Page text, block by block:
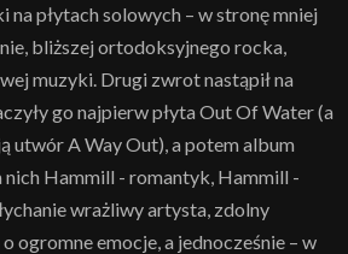
płytach solowych – w stronę mniej
bliższej ortodoksyjnego rocka,
muzyki. Drugi zwrot nastąpił na
go najpierw płyta Out Of Water (a
utwór A Way Out), a potem album
nich Hammill - romantyk, Hammill -
wrażliwy artysta, zdolny
ogromne emocje, a jednocześnie – w